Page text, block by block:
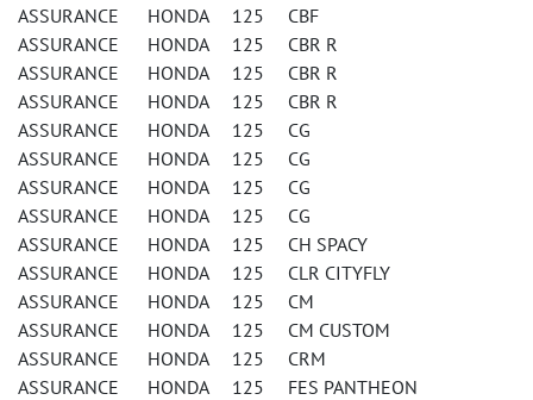
ASSURANCE HONDA 125 CBF
ASSURANCE HONDA 125 CBR R
ASSURANCE HONDA 125 CBR R
ASSURANCE HONDA 125 CBR R
ASSURANCE HONDA 125 CG
ASSURANCE HONDA 125 CG
ASSURANCE HONDA 125 CG
ASSURANCE HONDA 125 CG
ASSURANCE HONDA 125 CH SPACY
ASSURANCE HONDA 125 CLR CITYFLY
ASSURANCE HONDA 125 CM
ASSURANCE HONDA 125 CM CUSTOM
ASSURANCE HONDA 125 CRM
ASSURANCE HONDA 125 FES PANTHEON